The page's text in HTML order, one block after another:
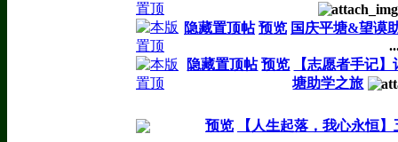
隐藏置顶帖 预览 国庆平塘&望谟
隐藏置顶帖 预览
【志愿者手记
塘助学之旅
预览 【人生起落，我心永恒